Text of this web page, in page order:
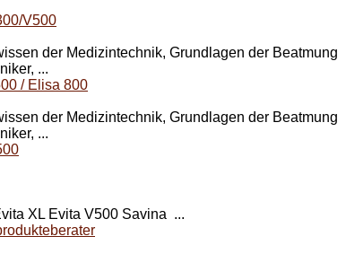
V500
der Medizintechnik, Grundlagen der Beatmung
...
/ Elisa 800
der Medizintechnik, Grundlagen der Beatmung
...
XL Evita V500 Savina ...